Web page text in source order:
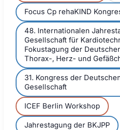
Focus Cp rehaKIND
48. Internationalen
Gesellschaft für
Fokustagung der
Thorax-, Herz- und
31. Kongress der
Gesellschaft
ICEF Berlin Workshop
Jahrestagung der BKJPP